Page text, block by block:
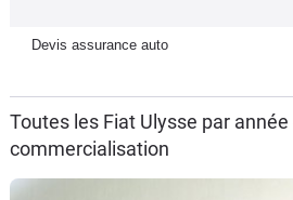
Devis assurance auto
Toutes les Fiat Ulysse par année
commercialisation